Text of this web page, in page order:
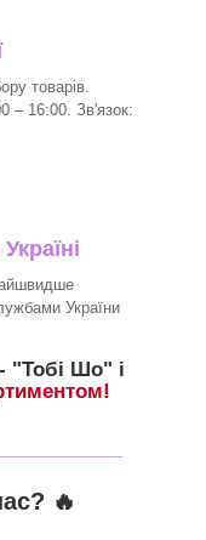
товарів.
– 16:00. Зв'язок:
України
"Тобі Шо" і
🔥